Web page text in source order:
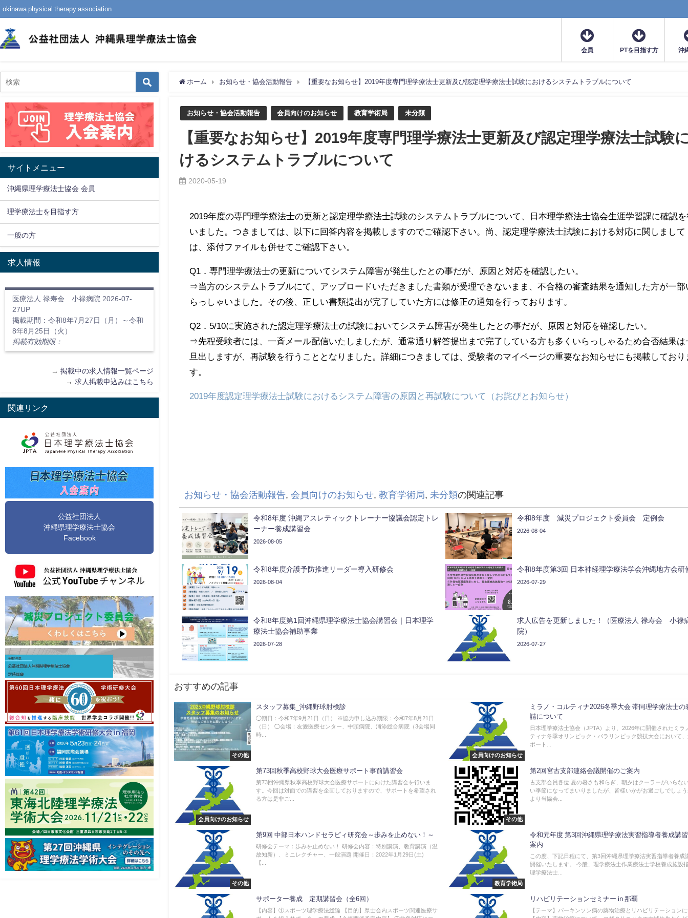
okinawa physical therapy association
会員 PTを目指す方 沖
ホーム お知らせ・協会活動報告 【重要なお知らせ】2019年度専門理学療法士更新及び認定理学療法士試験におけるシステムトラブルについて
お知らせ・協会活動報告 会員向けのお知らせ 教育学術局 未分類
【重要なお知らせ】2019年度専門理学療法士更新及び認定理学療法士試験
けるシステムトラブルについて
2020-05-19
2019年度の専門理学療法士の更新と認定理学療法士試験のシステムトラブルについて、日本理学療法士協会生涯学習課に確認を
いました。つきましては、以下に回答内容を掲載しますのでご確認下さい。尚、認定理学療法士試験における対応に関しまして
は、添付ファイルも併せてご確認下さい。
Q1．専門理学療法士の更新についてシステム障害が発生したとの事だが、原因と対応を確認したい。
⇒当方のシステムトラブルにて、アップロードいただきました書類が受理できないまま、不合格の審査結果を通知した方が一部
らっしゃいました。その後、正しい書類提出が完了していた方には修正の通知を行っております。
Q2． 5/10に実施された認定理学療法士の試験においてシステム障害が発生したとの事だが、原因と対応を確認したい。
⇒先程受験者には、一斉メール配信いたしましたが、通常通り解答提出まで完了している方も多くいらっしゃるため合否結果は
旦出しますが、再試験を行うこととなりました。詳細につきましては、受験者のマイページの重要なお知らせにも掲載しており
す。
2019年度認定理学療法士試験におけるシステム障害の原因と再試験について（お詫びとお知らせ）
お知らせ・協会活動報告, 会員向けのお知らせ, 教育学術局, 未分類の関連記事
令和8年度 沖縄アスレティックトレーナー協議会認定トレ
ーナー養成講習会
2026-08-05
令和8年度 減災プロジェクト委員会 定例会
2026-08-04
令和8年度介護予防推進リーダー導入研修会
2026-08-04
令和8年度第3回 日本神経理学療法学会沖縄地方会研
2026-07-29
令和8年度第1回沖縄県理学療法士協会講習会｜日本理学
療法士協会補助事業
2026-07-28
求人広告を更新しました！（医療法人 禄寿会 小禄
院）
2026-07-27
おすすめの記事
その他
スタッフ募集_沖縄野球肘検診
◯期日：令和7年9月21日（日） ※協力申し込み期限：令和7年8月21日
（日） ◯会場：友愛医療センター、中頭病院、浦添総合病院（3会場同
時...
会員向けのお知らせ
ミラノ・コルティナ2026冬季大会 帯同理学療法士の
請について
日本理学療法士協会（JPTA）より、2026年に開催されたミラ
ティナ冬季オリンピック・パラリンピック競技大会において
ポート...
会員向けのお知らせ
第73回秋季高校野球大会医療サポート事前講習会
第73回沖縄県秋季高校野球大会医療サポートに向けた講習会を行いま
す。今回は対面での講習を企画しておりますので、サポートを希望され
る方は是非ご...
その他
第2回宮古支部連絡会議開催のご案内
古支部会員各位 夏の暑さも和らぎ、朝夕はクーラーがいらな
い季節になってまいりましたが、皆様いかがお過ごしでしょ
より当協会...
その他
第9回 中部日本ハンドセラピィ研究会～歩みを止めない！～
研修会テーマ：歩みを止めない！ 研修会内容：特別講演、教育講演（温
故知新）、ミニレクチャー、一般演題 開催日：2022年1月29日(土)
【...
教育学術局
令和元年度 第3回沖縄県理学療法実習指導者養成講
案内
この度、下記日程にて、第3回沖縄県理学療法実習指導者養成
開催いたします。 今般、理学療法士作業療法士学校養成施設
理学療法士...
サポーター養成 定期講習会（全6回）
【内容】①スポーツ理学療法総論 【目的】県士会内スポーツ関連医療サ
リハビリテーションセミナー in 那覇
【テーマ】パーキンソン病の薬物治療とリハビリテーション
サイトメニュー
沖縄県理学療法士協会 会員
理学療法士を目指す方
一般の方
求人情報
医療法人 禄寿会 小禄病院 2026-07-
27UP
掲載期間：令和8年7月27日（月）～令和
8年8月25日（火）
掲載有効期限：
→ 掲載中の求人情報一覧ページ
→ 求人掲載申込みはこちら
関連リンク
公益社団法人
沖縄県理学療法士協会
Facebook